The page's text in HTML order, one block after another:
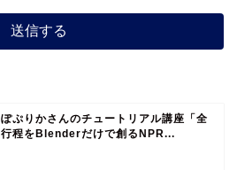
ぽぷりかさんのチュートリアル講座「全
行程をBlenderだけで創るNPR...